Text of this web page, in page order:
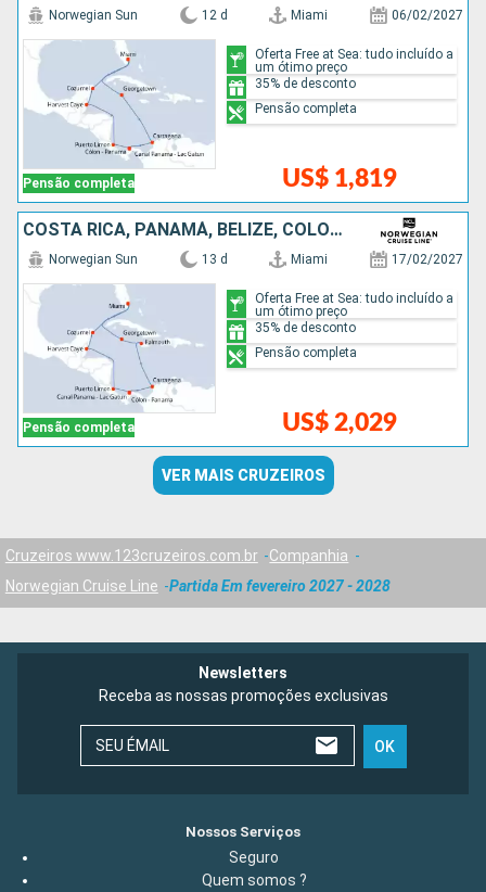
Pensão completa
Norwegian Sun 12 d Miami 06/02/2027
US$ 1,819
Oferta Free at Sea: tudo incluído a
um ótimo preço
35% de desconto
Pensão completa
COSTA RICA, PANAMÁ, BELIZE, COLOMBIA, ESTADOS UNIDOS, JAMAICA, MÉXICO, ISLAS CAIMÁN
Pensão completa
Norwegian Sun 13 d Miami 17/02/2027
US$ 2,029
Oferta Free at Sea: tudo incluído a
um ótimo preço
35% de desconto
Pensão completa
VER MAIS CRUZEIROS
Cruzeiros www.123cruzeiros.com.br
Companhia
Norwegian Cruise Line
Partida Em fevereiro 2027 - 2028
Newsletters
Receba as nossas promoções exclusivas
SEU ÉMAIL OK
Nossos Serviços
Seguro
Quem somos ?